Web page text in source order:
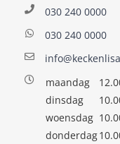
030 240 0000
030 240 0000
maandag
dinsdag
woensdag
donderdag